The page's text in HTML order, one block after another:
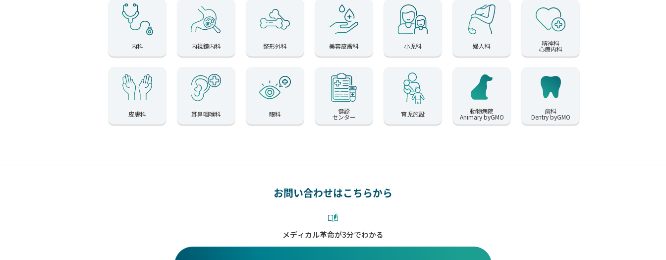
内科 内視鏡内科 整形外科 美容皮膚科 小児科 婦人科 精神科
心療内科
皮膚科 耳鼻咽喉科 眼科 健診
センター 育児施設 動物病院
Animary byGMO
歯科
Dentry byGMO
お問い合わせはこちらから
メディカル革命が3分でわかる